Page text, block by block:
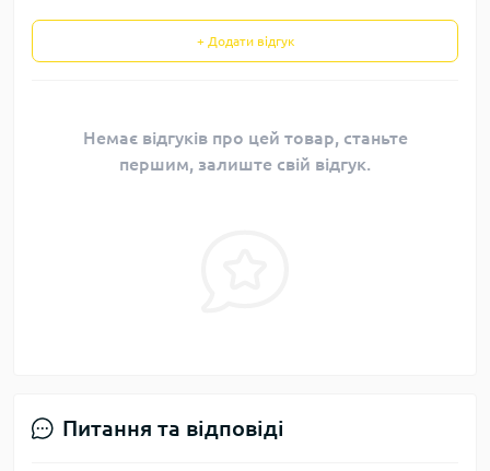
+ Додати відгук
Немає відгуків про цей товар, станьте
першим, залиште свій відгук.
Питання та відповіді